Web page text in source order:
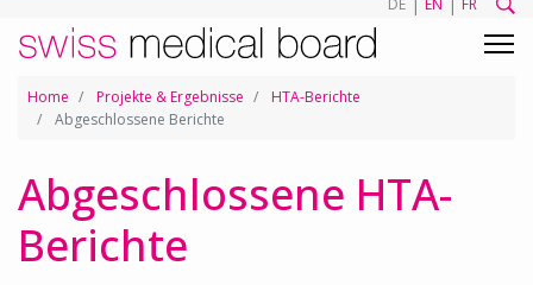
DE EN FR
Home Projekte & Ergebnisse
HTA-Berichte
Abgeschlossene Berichte
Abgeschlossene HTA-
Berichte